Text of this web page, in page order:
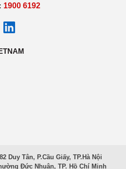
1900 6192
Duy Tân, P.Cầu Giấy, TP.Hà Nội
Đức Nhuận, TP. Hồ Chí Minh